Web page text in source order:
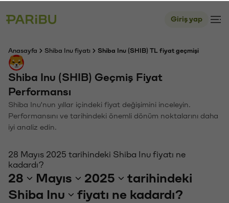
Giriş yap
Anasayfa Shiba Inu fiyatı Shiba Inu (SHIB) TL fiyat geçmişi
Shiba Inu (SHIB) Geçmiş Fiyat
Performansı
Shiba Inu'nun yıllar içindeki fiyat değişimini inceleyin.
Performansını ve tarihindeki önemli dönüm noktalarını daha
iyi analiz edin.
28 Mayıs 2025 tarihindeki Shiba Inu fiyatı ne
kadardı?
28 Mayıs 2025
tarihindeki
Shiba Inu
fiyatı ne kadardı?